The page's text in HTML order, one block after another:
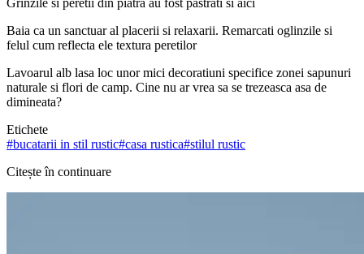
Grinzile si peretii din piatra au fost pastrati si aici
Baia ca un sanctuar al placerii si relaxarii. Remarcati oglinzile si
felul cum reflecta ele textura peretilor
Lavoarul alb lasa loc unor mici decoratiuni specifice zonei sapunuri
naturale si flori de camp. Cine nu ar vrea sa se trezeasca asa de
dimineata?
Etichete
#bucatarii in stil rustic#casa rustica#stilul rustic
Citește în continuare